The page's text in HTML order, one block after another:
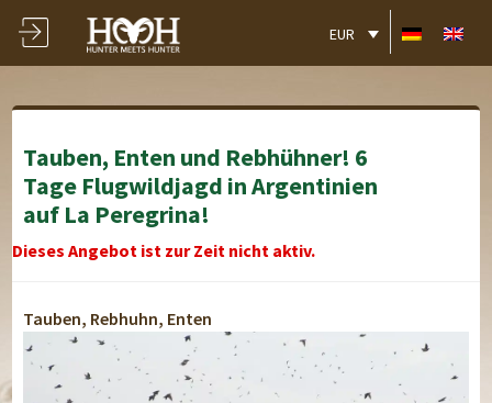
EUR
Tauben, Enten und Rebhühner! 6
Tage Flugwildjagd in Argentinien
auf La Peregrina!
Dieses Angebot ist zur Zeit nicht aktiv.
Tauben, Rebhuhn, Enten